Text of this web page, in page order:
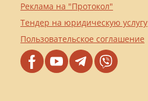
Реклама на "Протокол"
Тендер на юридическую услугу
Пользовательское соглашение